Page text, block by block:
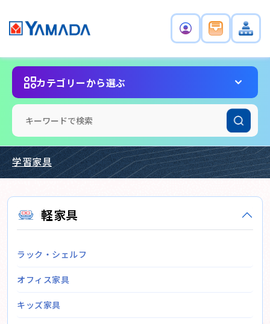
カテゴリーから選ぶ
学習家具
軽家具
ラック・シェルフ
オフィス家具
キッズ家具